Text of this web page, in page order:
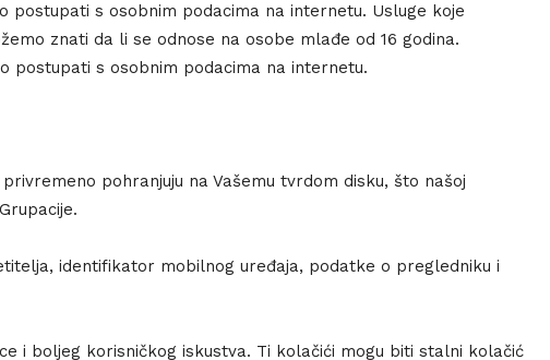
postupati s osobnim podacima na internetu. Usluge koje
znati da li se odnose na osobe mlađe od 16 godina.
postupati s osobnim podacima na internetu.
pohranjuju na Vašemu tvrdom disku, što našoj
identifikator mobilnog uređaja, podatke o pregledniku i
i boljeg korisničkog iskustva. Ti kolačići mogu biti stalni kolačić